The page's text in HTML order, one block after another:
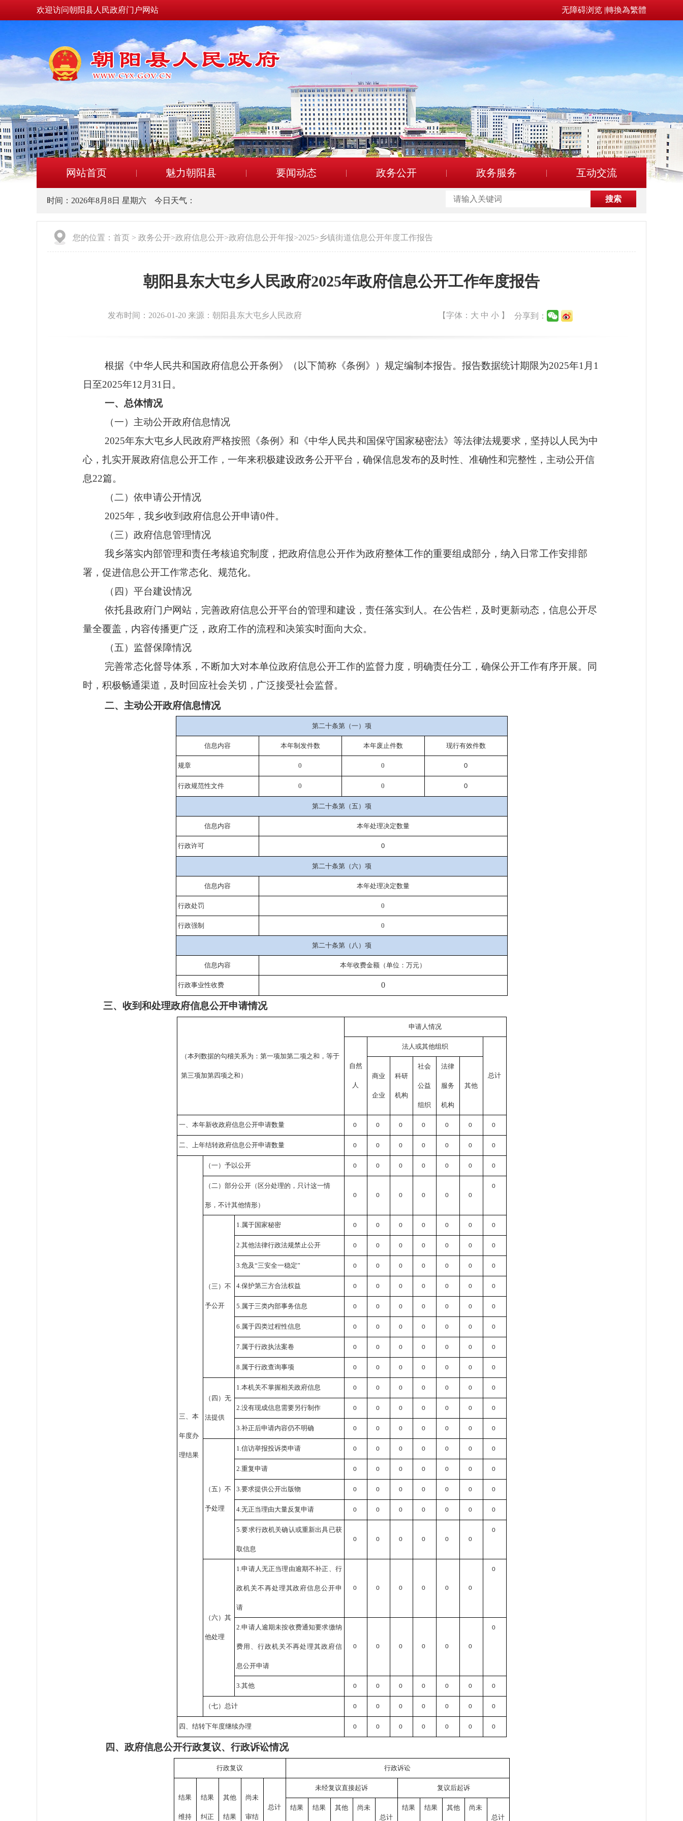
欢迎访问朝阳县人民政府门户网站 无障碍浏览 |轉換為繁體
网站首页 魅力朝阳县 要闻动态 政务公开 政务服务 互动交流
时间： 2026年8月8日 星期六 今日天气：
您的位置： 首页 > 政务公开>政府信息公开>政府信息公开年报>2025>乡镇街道信息公开年度工作报告
朝阳县东大屯乡人民政府2025年政府信息公开工作年度报告
发布时间：2026-01-20 来源：朝阳县东大屯乡人民政府 【字体： 大 中 小 】 分享到：
根据《中华人民共和国政府信息公开条例》（以下简称《条例》）规定编制本报告。报告数据统计期限为2025年1月1
日至2025年12月31日。
一、总体情况
（一）主动公开政府信息情况
2025年东大屯乡人民政府严格按照《条例》和《中华人民共和国保守国家秘密法》等法律法规要求，坚持以人民为中
心，扎实开展政府信息公开工作，一年来积极建设政务公开平台，确保信息发布的及时性、准确性和完整性 ， 主动公开信
息22篇。
（二）依申请公开情况
2025年， 我乡收到 政府信息公开申请0件。
（三）政府信息管理情况
我乡落实内部管理和责任考核追究制度，把政府信息公开作为政府整体工作的重要组成部分，纳入日常工作安排部
署，促进信息公开工作常态化、规范化。
（四）平台建设情况
依托县政府门户网站， 完善政府信息公开平台的管理和建设， 责任落实到人 。在公告栏， 及时更新动态， 信息公开尽
量全覆盖，内容传播更广泛 ， 政府工作的流程和决策实时面向大众。
（五）监督保障情况
完善常态化督导体系， 不断加大对本单位政府信息公开工作的监督力度，明确责任分工，确保公开工作有序开展。同
时， 积极畅通渠道，及时回应社会关切，广泛接受社会监督。
二、主动公开政府信息情况
第二十条第（一）项
信息内容 本年制发件数 本年废止件数 现行有效件数
规章 0 0 0
行政规范性文件 0 0 0
第二十条第（五）项
信息内容 本年处理决定数量
行政许可 0
第二十条第（六）项
信息内容 本年处理决定数量
行政处罚 0
行政强制 0
第二十条第（八）项
信息内容 本年收费金额（单位：万元）
行政事业性收费 0
三、收到和处理政府信息公开申请情况
（本列数据的勾稽关系为：第一项加第二项之和，等于
第三项加第四项之和）
申请人情况
自然
人
法人或其他组织
总计
商业
企业
科研
机构
社会
公益
组织
法律
服务
机构
其他
一、本年新收政府信息公开申请数量 0 0 0 0 0 0 0
二、上年结转政府信息公开申请数量 0 0 0 0 0 0 0
三、本
年度办
理结果
（一）予以公开 0 0 0 0 0 0 0
（二）部分公开 （区分处理的，只计这一情
形，不计其他情形）
0 0 0 0 0 0
0
（三）不
予公开
1.属于国家秘密 0 0 0 0 0 0 0
2.其他法律行政法规禁止公开 0 0 0 0 0 0 0
3.危及“三安全一稳定” 0 0 0 0 0 0 0
4.保护第三方合法权益 0 0 0 0 0 0 0
5.属于三类内部事务信息 0 0 0 0 0 0 0
6.属于四类过程性信息 0 0 0 0 0 0 0
7.属于行政执法案卷 0 0 0 0 0 0 0
8.属于行政查询事项 0 0 0 0 0 0 0
（四）无
法提供
1.本机关不掌握相关政府信息 0 0 0 0 0 0 0
2.没有现成信息需要另行制作 0 0 0 0 0 0 0
3.补正后申请内容仍不明确 0 0 0 0 0 0 0
（五）不
予处理
1.信访举报投诉类申请 0 0 0 0 0 0 0
2.重复申请 0 0 0 0 0 0 0
3.要求提供公开出版物 0 0 0 0 0 0 0
4.无正当理由大量反复申请 0 0 0 0 0 0 0
5.要求行政机关确认或重新出具已获
取信息
0 0 0 0 0 0
0
（六）其
他处理
1.申请人无正当理由逾期不补正、行
政机关不再处理其政府信息公开申
请
0 0 0 0 0 0
0
2.申请人逾期未按收费通知要求缴纳
费用、行政机关不再处理其政府信
息公开申请
0 0 0 0 0 0
0
3.其他 0 0 0 0 0 0 0
（七）总计 0 0 0 0 0 0 0
四、结转下年度继续办理 0 0 0 0 0 0 0
四、政府信息公开行政复议、行政诉讼情况
行政复议 行政诉讼
结果
维持
结果
纠正
其他
结果
尚未
审结
总计
未经复议直接起诉 复议后起诉
结果 结果 其他
尚未
总计
结果 结果 其他
尚未
总计